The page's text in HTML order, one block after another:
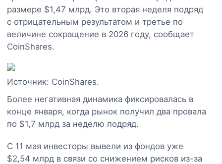
размере $1,47 млрд. Это вторая неделя подряд
с отрицательным результатом и третье по
величине сокращение в 2026 году, сообщает
CoinShares.
Источник: CoinShares.
Более негативная динамика фиксировалась в
конце января, когда рынок получил два провала
по $1,7 млрд за неделю подряд.
С 11 мая инвесторы вывели из фондов уже
$2,54 млрд в связи со снижением рисков из-за